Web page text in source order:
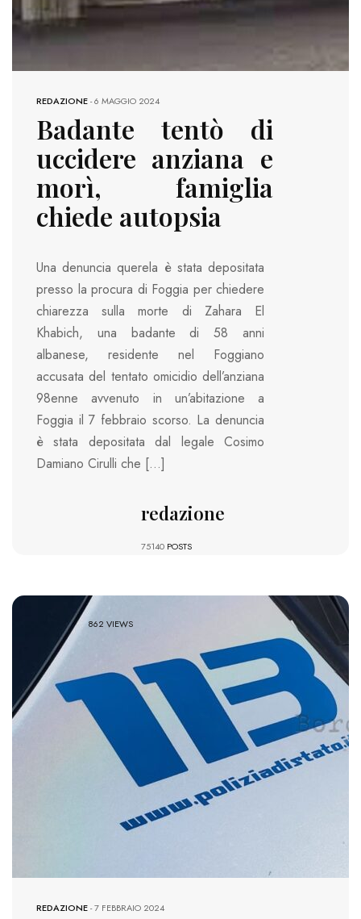
REDAZIONE-6 MAGGIO 2024
Badante tentò di
uccidere anziana e
morì, famiglia
chiede autopsia
Una denuncia querela è stata depositata
presso la procura di Foggia per chiedere
chiarezza sulla morte di Zahara El
Khabich, una badante di 58 anni
albanese, residente nel Foggiano
accusata del tentato omicidio dell’anziana
98enne avvenuto in un’abitazione a
Foggia il 7 febbraio scorso. La denuncia
è stata depositata dal legale Cosimo
Damiano Cirulli che […]
redazione
75140 POSTS
862 VIEWS
REDAZIONE-7 FEBBRAIO 2024